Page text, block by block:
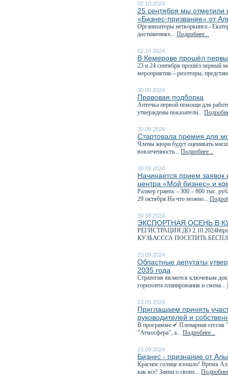
02.10.2024
25 сентября мы отметили
«Бизнес-призвание» от
Организаторы нетворкинга -
достижениях... Подробнее...
02.10.2024
В Кемерове прошёл
23 и 24 сентября прошёл первый
мероприятия—риэлторы,
30.09.2024
Правовая подборка
Аптечка первой помощи для
утверждены показатели...
30.09.2024
Стартовала премия для
Члены жюри будут оценивать
вовлеченность... Подробнее...
30.09.2024
Начинается прием заявок
центра «Мой бизнес» и
Размер гранта: - 300 – 800 тыс.
29 октября.На что можно...
30.09.2024
ЭКСПОРТНАЯ ОСЕНЬ В
РЕГИСТРАЦИЯ ДО
КУЗБАСССА ПОСЕТИТЬ
23.09.2024
Областные депутаты
2035 года
Стратегия является ключевым
горизонта планирования и смена...
23.09.2024
Приглашаем принять
руководителей и
В программе:✔ Пленарная сессия
"Атмосфера", а... Подробнее...
23.09.2024
Бизнес - признание от
Красное солнце взошло! Время
как все! Заяви о своих...